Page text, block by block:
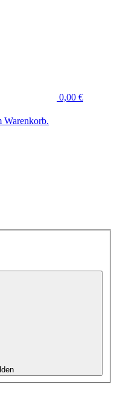
0,00 €
Warenkorb.